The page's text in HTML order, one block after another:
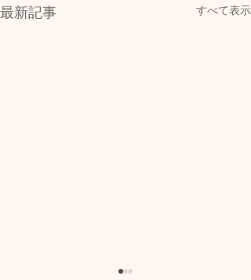
最新記事 すべて表示